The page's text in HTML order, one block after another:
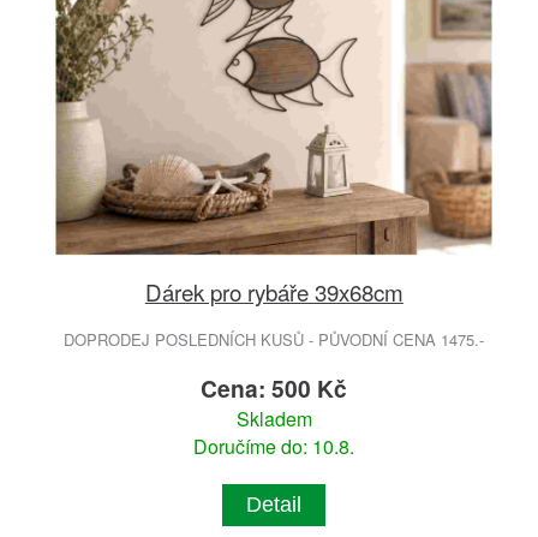
Dárek pro rybáře 39x68cm
DOPRODEJ POSLEDNÍCH KUSŮ - PŮVODNÍ CENA 1475.-
Cena: 500 Kč
Skladem
Doručíme do: 10.8.
Detail